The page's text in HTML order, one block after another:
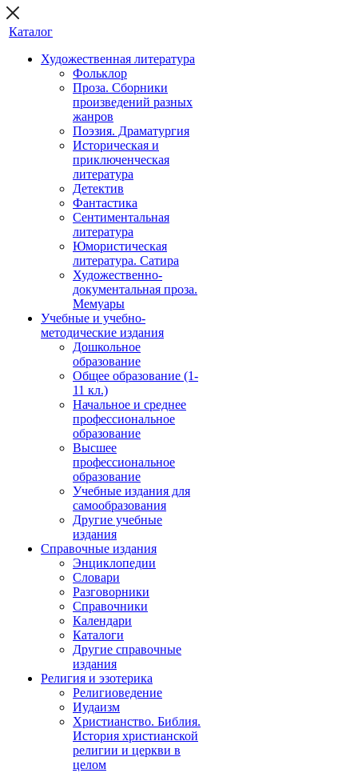
Каталог
Художественная литература
Фольклор
Проза. Сборники
произведений разных
жанров
Поэзия. Драматургия
Историческая и
приключенческая
литература
Детектив
Фантастика
Сентиментальная
литература
Юмористическая
литература. Сатира
Художественно-
документальная проза.
Мемуары
Учебные и учебно-
методические издания
Дошкольное
образование
Общее образование (1-
11 кл.)
Начальное и среднее
профессиональное
образование
Высшее
профессиональное
образование
Учебные издания для
самообразования
Другие учебные
издания
Справочные издания
Энциклопедии
Словари
Разговорники
Справочники
Календари
Каталоги
Другие справочные
издания
Религия и эзотерика
Религиоведение
Иудаизм
Христианство. Библия.
История христианской
религии и церкви в
целом